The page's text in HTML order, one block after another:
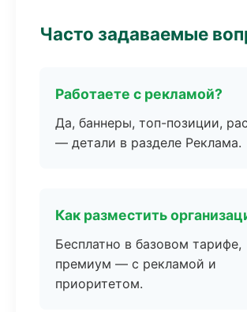
Часто задаваемые
Работаете с рекламой?
Да, баннеры, топ-позиции,
— детали в разделе Реклама.
Как разместить
Бесплатно в базовом тарифе,
премиум — с рекламой и
приоритетом.